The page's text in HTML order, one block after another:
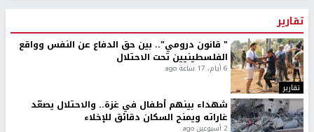
تقارير
تقارير
" قانون درومي".. بين حق الدفاع عن النفس وواقع
الفلسطينيين تحت الاحتلال
6 أيام، 17 ساعة ago
شهداء بينهم أطفال في غزة.. والاحتلال يصعّد
غاراته ويمنح السكان دقائق للإخلاء
2 أسبوعين ago